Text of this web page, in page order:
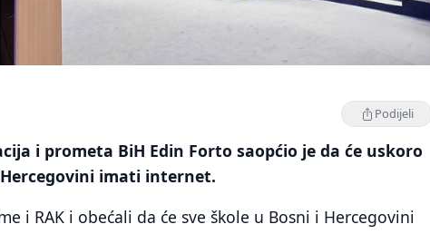
Podijeli
i prometa BiH Edin Forto saopćio je da će uskoro
imati internet.
i RAK i obećali da će sve škole u Bosni i Hercegovini